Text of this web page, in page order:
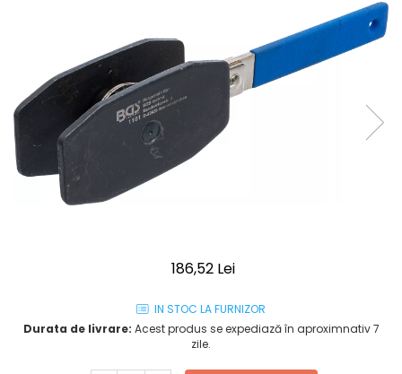
186,52 Lei
IN STOC LA FURNIZOR
Durata de livrare: Acest produs se expediază în aproximnativ 7
zile.